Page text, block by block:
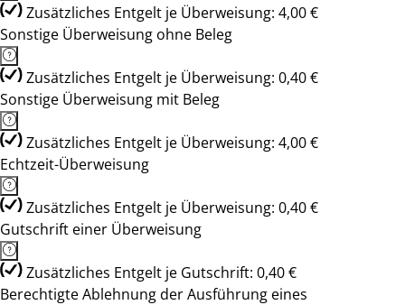
Zusätzliches Entgelt je Überweisung: 4,00 €
Sonstige Überweisung ohne Beleg
Zusätzliches Entgelt je Überweisung: 0,40 €
Sonstige Überweisung mit Beleg
Zusätzliches Entgelt je Überweisung: 4,00 €
Echtzeit-Überweisung
Zusätzliches Entgelt je Überweisung: 0,40 €
Gutschrift einer Überweisung
Zusätzliches Entgelt je Gutschrift: 0,40 €
Berechtigte Ablehnung der Ausführung eines